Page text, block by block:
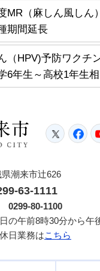
MR（麻しん風しん
期間延長
（HPV)予防ワクチ
6年生～高校1年生相
潮来市
潮来市辻626
63-1111
0299-80-1100
の午前8時30分から午
日業務はこちら